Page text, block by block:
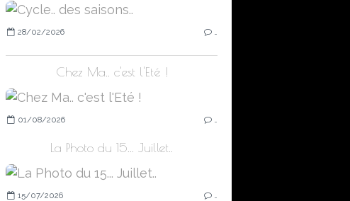
28/02/2026
Chez Ma.. c'est l'Eté !
01/08/2026
La Photo du 15... Juillet..
15/07/2026